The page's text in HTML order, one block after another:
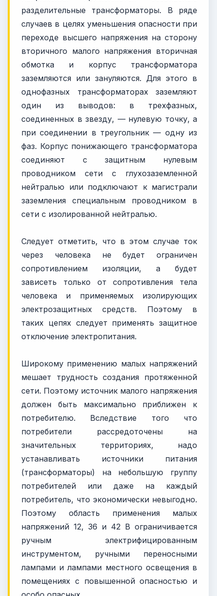
разделительные трансформаторы. В ряде
случаев в целях уменьшения опасности при
переходе высшего напряжения на сторону
вторичного малого напряжения вторичная
обмотка и корпус трансформатора
заземляются или зануляются. Для этого в
однофазных трансформаторах заземляют
один из выводов: в трехфазных,
соединенных в звезду, — нулевую точку, а
при соединении в треугольник — одну из
фаз. Корпус понижающего трансформатора
соединяют с защитным нулевым
проводником сети с глухозаземленной
нейтралью или подключают к магистрали
заземления специальным проводником в
сети с изолированной нейтралью.
Следует отметить, что в этом случае ток
через человека не будет ограничен
сопротивлением изоляции, а будет
зависеть только от сопротивления тела
человека и применяемых изолирующих
электрозащитных средств. Поэтому в
таких цепях следует применять защитное
отключение электропитания.
Широкому применению малых напряжений
мешает трудность создания протяженной
сети. Поэтому источник малого напряжения
должен быть максимально приближен к
потребителю. Вследствие того что
потребители рассредоточены на
значительных территориях, надо
устанавливать источники питания
(трансформаторы) на небольшую группу
потребителей или даже на каждый
потребитель, что экономически невыгодно.
Поэтому область применения малых
напряжений 12, 36 и 42 В ограничивается
ручным электрифицированным
инструментом, ручными переносными
лампами и лампами местного освещения в
помещениях с повышенной опасностью и